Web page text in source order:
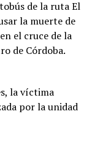
de la ruta El
la muerte de
el cruce de la
de Córdoba.
la víctima
por la unidad